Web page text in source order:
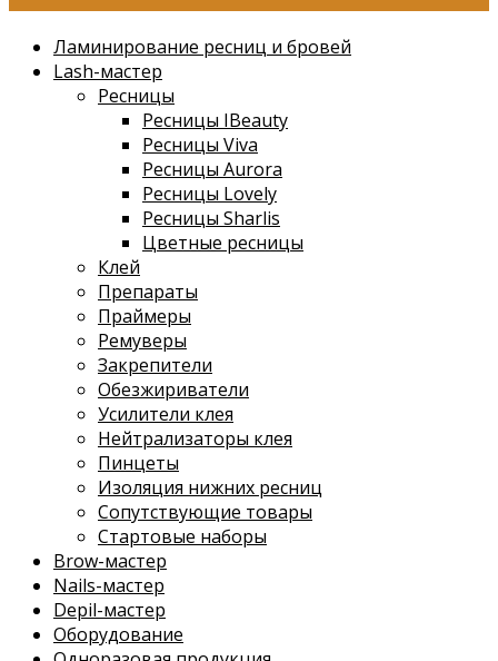
Ламинирование ресниц и бровей
Lash-мастер
Ресницы
Ресницы IBeauty
Ресницы Viva
Ресницы Aurora
Ресницы Lovely
Ресницы Sharlis
Цветные ресницы
Клей
Препараты
Праймеры
Ремуверы
Закрепители
Обезжириватели
Усилители клея
Нейтрализаторы клея
Пинцеты
Изоляция нижних ресниц
Сопутствующие товары
Стартовые наборы
Brow-мастер
Nails-мастер
Depil-мастер
Оборудование